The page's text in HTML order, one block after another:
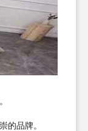
的品牌。